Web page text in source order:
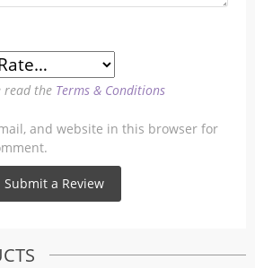
read the Terms & Conditions
and website in this browser for